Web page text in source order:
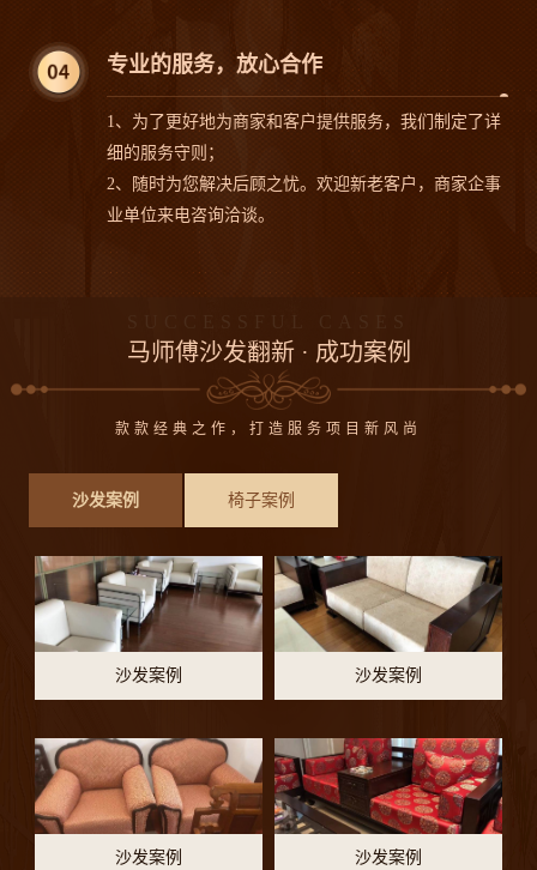
专业的服务，放心合作
1、为了更好地为商家和客户提供服务，我们制定了详
细的服务守则；
2、随时为您解决后顾之忧。欢迎新老客户，商家企事
业单位来电咨询洽谈。
马师傅沙发翻新 · 成功案例
款款经典之作，打造服务项目新风尚
沙发案例 椅子案例
沙发案例 沙发案例
沙发案例 沙发案例
沙发案例 沙发案例